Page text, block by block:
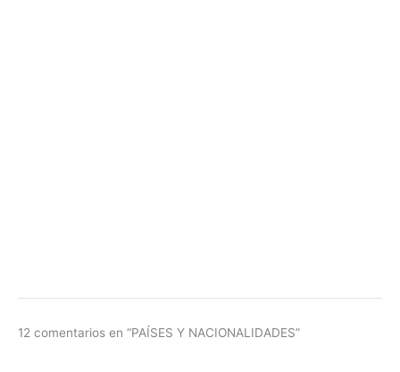
12 comentarios en “PAÍSES Y NACIONALIDADES”